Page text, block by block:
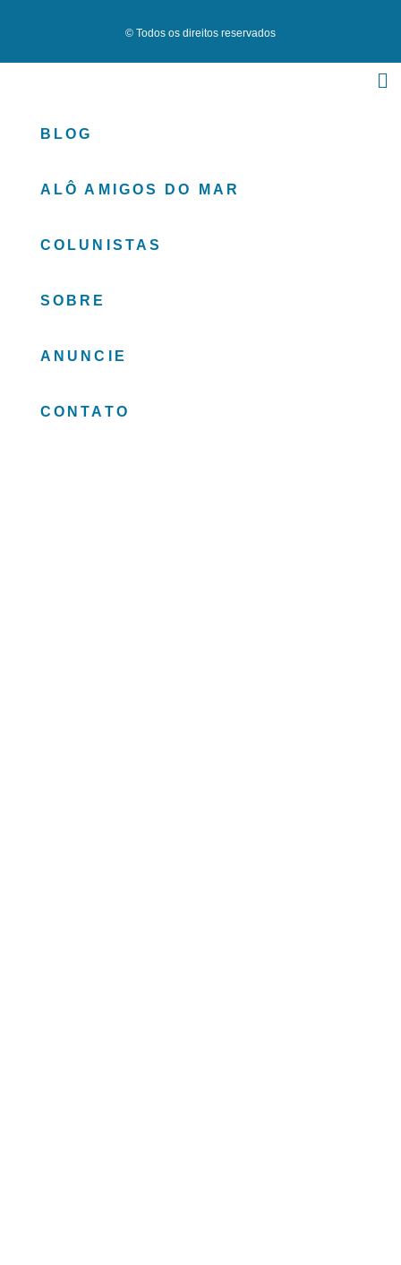
© Todos os direitos reservados
BLOG
ALÔ AMIGOS DO MAR
COLUNISTAS
SOBRE
ANUNCIE
CONTATO